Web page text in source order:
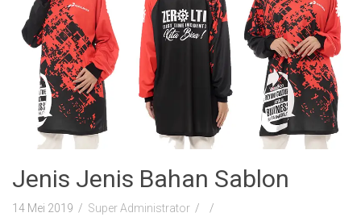
Jenis Jenis Bahan Sablon
14 Mei 2019 Super Administrator